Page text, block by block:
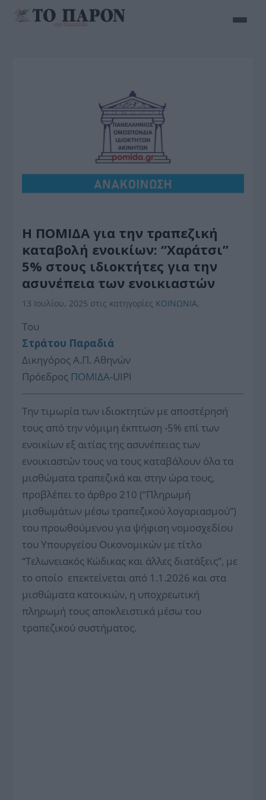
Η ΠΟΜΙΔΑ για την τραπεζική
καταβολή ενοικίων: “Χαράτσι”
5% στους ιδιοκτήτες για την
ασυνέπεια των ενοικιαστών
13 Ιουλίου, 2025 στις κατηγορίες ΚΟΙΝΩΝΙΑ,
Του
Στράτου Παραδιά
Δικηγόρος Α.Π. Αθηνών
Πρόεδρος ΠΟΜΙΔΑ-UIPI
Την τιμωρία των ιδιοκτητών με αποστέρησή
τους από την νόμιμη έκπτωση -5% επί των
ενοικίων εξ αιτίας της ασυνέπειας των
ενοικιαστών τους να τους καταβάλουν όλα τα
μισθώματα τραπεζικά και στην ώρα τους,
προβλέπει το άρθρο 210 (“Πληρωμή
μισθωμάτων μέσω τραπεζικού λογαριασμού”)
του προωθούμενου για ψήφιση νομοσχεδίου
του Υπουργείου Οικονομικών με τίτλο
“Τελωνειακός Κώδικας και άλλες διατάξεις”, με
το οποίο επεκτείνεται από 1.1.2026 και στα
μισθώματα κατοικιών, η υποχρεωτική
πληρωμή τους αποκλειστικά μέσω του
τραπεζικού συστήματος.